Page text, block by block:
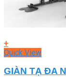
+
Quick View
GIÀN TẠ ĐA